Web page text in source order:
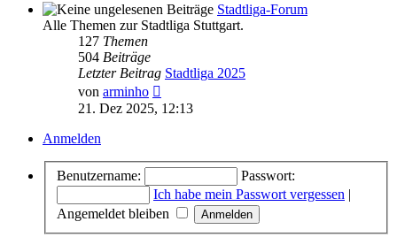
Stadtliga-Forum
Alle Themen zur Stadtliga Stuttgart.
127 Themen
504 Beiträge
Letzter Beitrag Stadtliga 2025
von arminho
Beitrag
21. Dez 2025, 12:13
Anmelden
Benutzername:
Passwort:
Ich habe mein Passwort vergessen |
Angemeldet bleiben